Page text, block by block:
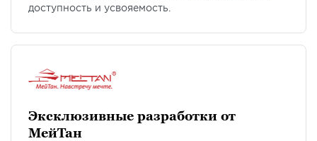
доступность и усвояемость.
Эксклюзивные разработки от
МейТан